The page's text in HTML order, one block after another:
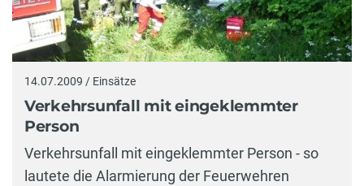
14.07.2009 / Einsätze
Verkehrsunfall mit eingeklemmter
Person
Verkehrsunfall mit eingeklemmter Person - so
lautete die Alarmierung der Feuerwehren